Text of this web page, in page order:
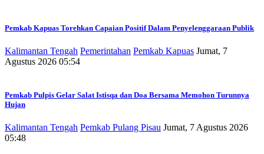
Pemkab Kapuas Torehkan Capaian Positif Dalam Penyelenggaraan Publik
Kalimantan Tengah Pemerintahan Pemkab Kapuas Jumat, 7
Agustus 2026 05:54
Pemkab Pulpis Gelar Salat Istisqa dan Doa Bersama Memohon Turunnya
Hujan
Kalimantan Tengah Pemkab Pulang Pisau Jumat, 7 Agustus 2026
05:48